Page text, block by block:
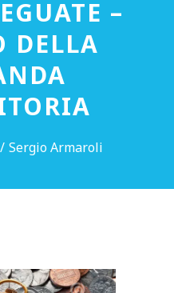
–
DELLA
Sergio Armaroli